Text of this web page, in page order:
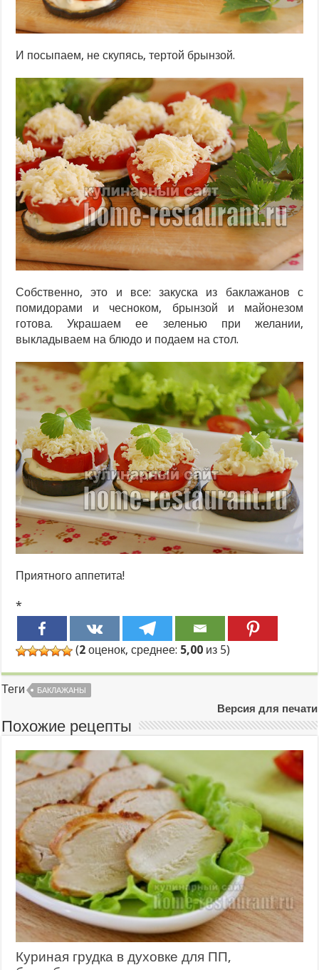
И посыпаем, не скупясь, тертой брынзой.
Собственно, это и все: закуска из баклажанов с
помидорами и чесноком, брынзой и майонезом
готова. Украшаем ее зеленью при желании,
выкладываем на блюдо и подаем на стол.
Приятного аппетита!
*
(2 оценок, среднее: 5,00 из 5)
Теги БАКЛАЖАНЫ
Версия для печати
Похожие рецепты
Куриная грудка в духовке для ПП,